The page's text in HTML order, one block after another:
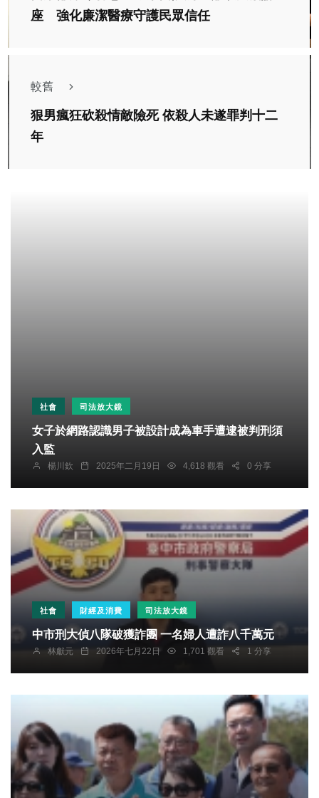
座 強化廉潔醫療守護民眾信任
較舊
狠男瘋狂砍殺情敵險死 依殺人未遂罪判十二
年
社會 司法放大鏡
女子於網路認識男子被設計成為車手遭逮被判刑須
入監
楊川欽 2025年二月19日 4,618 觀看 0 分享
社會 財經及消費 司法放大鏡
中市刑大偵八隊破獲詐團 一名婦人遭詐八千萬元
林獻元 2026年七月22日 1,701 觀看 1 分享